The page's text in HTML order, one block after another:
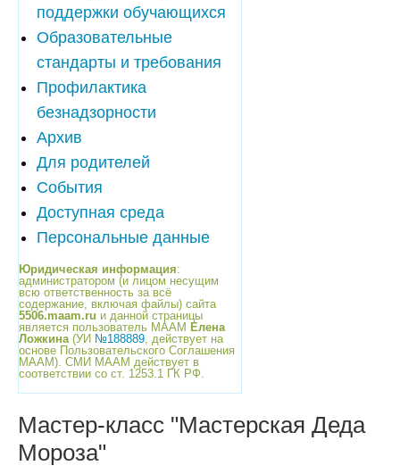
поддержки обучающихся
Образовательные
стандарты и требования
Профилактика
безнадзорности
Архив
Для родителей
События
Доступная среда
Персональные данные
Юридическая информация:
администратором (и лицом несущим
всю ответственность за всё
содержание, включая файлы) сайта
5506.maam.ru и данной страницы
является пользователь МААМ Елена
Ложкина(УИ №188889, действует на
основе Пользовательского Соглашения
МААМ). СМИ МААМ действует в
соответствии со ст. 1253.1 ГК РФ.
Мастер-класс "Мастерская Деда
Мороза"